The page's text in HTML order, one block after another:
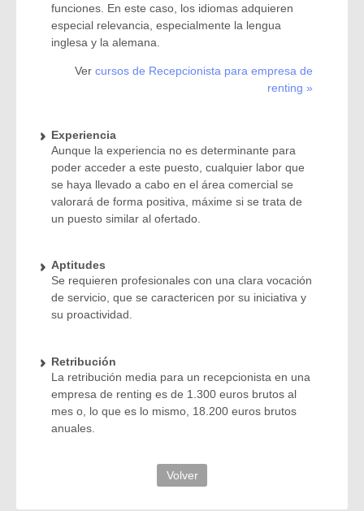
funciones. En este caso, los idiomas adquieren
especial relevancia, especialmente la lengua
inglesa y la alemana.
Ver cursos de Recepcionista para empresa de
renting »
Experiencia
Aunque la experiencia no es determinante para
poder acceder a este puesto, cualquier labor que
se haya llevado a cabo en el área comercial se
valorará de forma positiva, máxime si se trata de
un puesto similar al ofertado.
Aptitudes
Se requieren profesionales con una clara vocación
de servicio, que se caractericen por su iniciativa y
su proactividad.
Retribución
La retribución media para un recepcionista en una
empresa de renting es de 1.300 euros brutos al
mes o, lo que es lo mismo, 18.200 euros brutos
anuales.
Volver